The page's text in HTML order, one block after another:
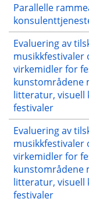
Parallelle
Evaluering av
musikkfestivaler
virkemidler for
kunstområdene
litteratur, visuell
festivaler
Evaluering av
musikkfestivaler
virkemidler for
kunstområdene
litteratur, visuell
festivaler